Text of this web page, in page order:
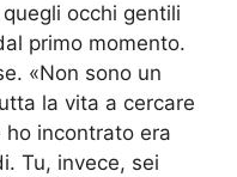
occhi gentili
primo momento.
«Non sono un
la vita a cercare
ho incontrato era
Tu, invece, sei